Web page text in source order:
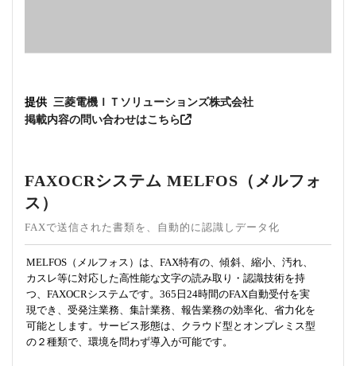
提供 三菱電機ＩＴソリューションズ株式会社
掲載内容の問い合わせはこちら
FAXOCRシステム MELFOS（メルフォ
ス）
FAXで送信された書類を、自動的に認識しデータ化
MELFOS（メルフォス）は、FAX特有の、傾斜、縮小、汚れ、
カスレ等に対応した高性能な文字の読み取り・認識技術を持
つ、FAXOCRシステムです。365日24時間のFAX自動受付を実
現でき、受発注業務、集計業務、報告業務の効率化、省力化を
可能とします。サービス形態は、クラウド型とオンプレミス型
の２種類で、環境を問わず導入が可能です。